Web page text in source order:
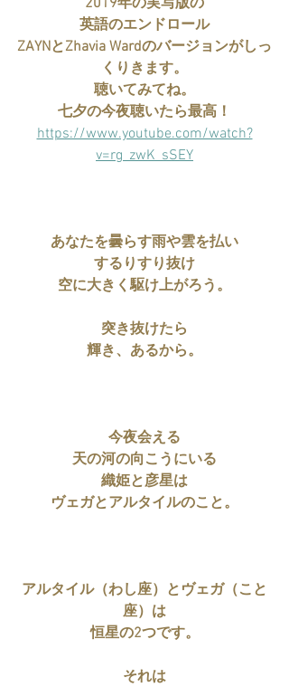
英語のエンドロール
ZAYNとZhavia Wardのバージョンがしっ
くりきます。
聴いてみてね。
七夕の今夜聴いたら最高！
https://www.youtube.com/watch?
v=rg_zwK_sSEY
あなたを曇らす雨や雲を払い
するりすり抜け
空に大きく駆け上がろう。
突き抜けたら
輝き、あるから。
今夜会える
天の河の向こうにいる
織姫と彦星は
ヴェガとアルタイルのこと。
アルタイル（わし座）とヴェガ（こと
座）は
恒星の2つです。
それは